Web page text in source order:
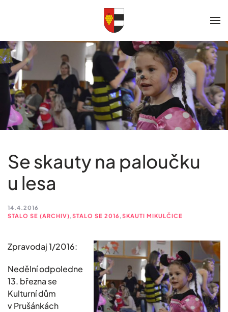
Se skauty na paloučku
u lesa
14.4.2016
STALO SE (ARCHIV),STALO SE 2016 ,SKAUTI MIKULČICE
Zpravodaj 1/2016:
Nedělní odpoledne
13. března se
Kulturní dům
v Prušánkách